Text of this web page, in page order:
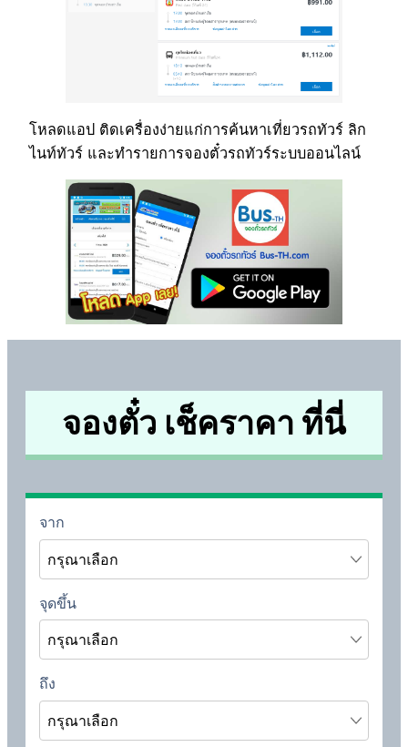
โหลดแอป ติดเครื่องง่ายแก่การค้นหาเที่ยวรถทัวร์ ลิก
ไนท์ทัวร์ และทำรายการจองตั๋วรถทัวร์ระบบออนไลน์
จองตั๋ว เช็คราคา ที่นี่